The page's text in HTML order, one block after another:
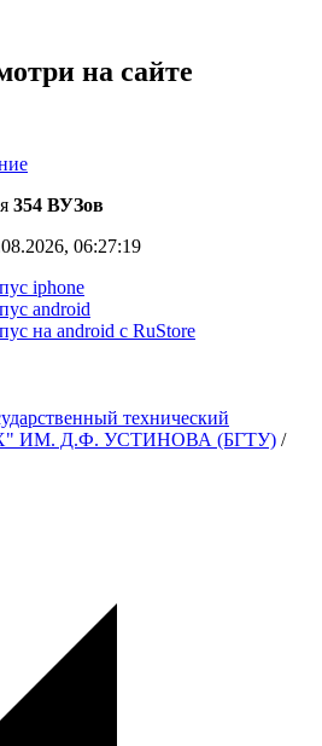
на сайте
354 ВУЗов
06:27:19
технический
ИМ. Д.Ф. УСТИНОВА (БГТУ) /